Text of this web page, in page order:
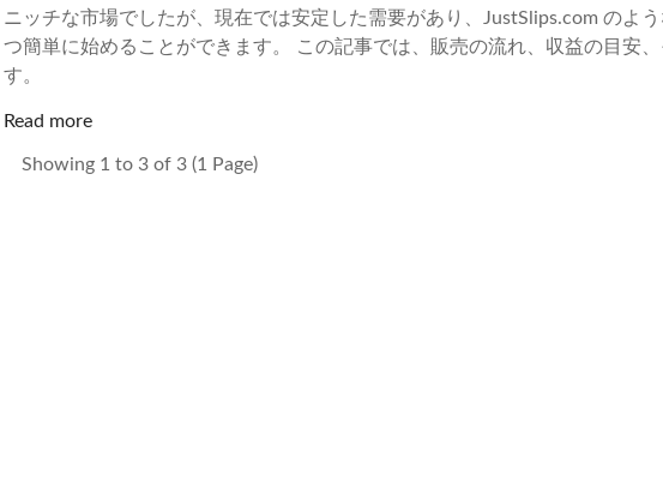
ニッチな市場でしたが、現在では安定した需要があり、JustSlips.com のよ
つ簡単に始めることができます。 この記事では、販売の流れ、収益の目安
す。
Read more
Showing 1 to 3 of 3 (1 Page)